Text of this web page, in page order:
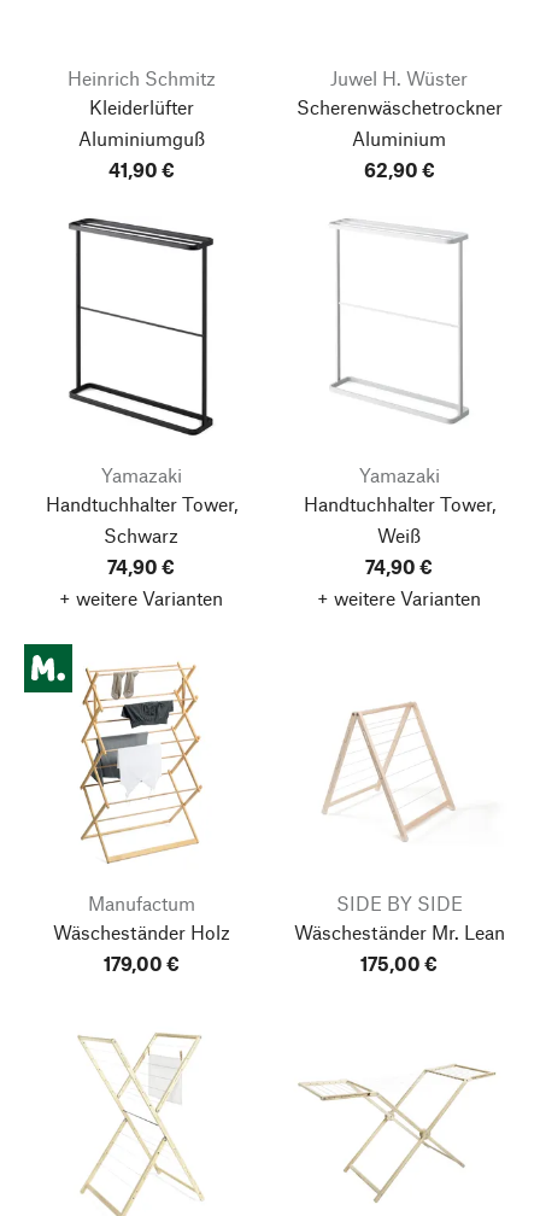
Heinrich Schmitz
Kleiderlüfter
Aluminiumguß
41,90 €
Juwel H. Wüster
Scherenwäschetrockner
Aluminium
62,90 €
Yamazaki
Handtuchhalter Tower,
Schwarz
74,90 €
+ weitere Varianten
Yamazaki
Handtuchhalter Tower,
Weiß
74,90 €
+ weitere Varianten
Manufactum
Wäscheständer Holz
179,00 €
SIDE BY SIDE
Wäscheständer Mr. Lean
175,00 €